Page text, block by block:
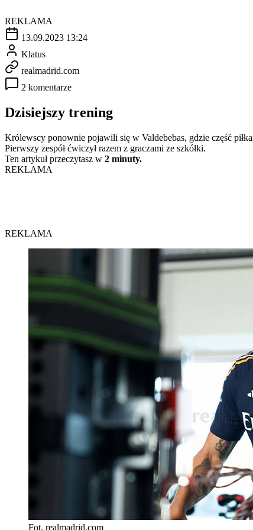
REKLAMA
13.09.2023 13:24
Klatus
realmadrid.com
2 komentarze
Dzisiejszy trening
Królewscy ponownie pojawili się w Valdebebas, gdzie część
Pierwszy zespół ćwiczył razem z graczami ze szkółki.
Ten artykuł przeczytasz w 2 minuty.
REKLAMA
REKLAMA
Fot. realmadrid.com